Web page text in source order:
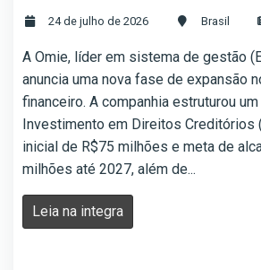
24 de julho de 2026 Brasil
A Omie, líder em sistema de gestão
anuncia uma nova fase de expansão
financeiro. A companhia estruturou
Investimento em Direitos Creditórios
inicial de R$75 milhões e meta de
milhões até 2027, além de...
Leia na integra